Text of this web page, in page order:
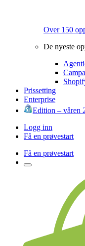
Over 150
De nyeste
Prissetting
Enterprise
Edition – våren
Logg inn
Få en prøvestart
Få en prøvestart